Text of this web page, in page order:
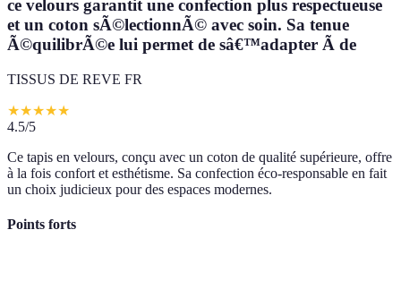
ce velours garantit une confection plus respectueuse
et un coton sÃ©lectionnÃ© avec soin. Sa tenue
Ã©quilibrÃ©e lui permet de sâ€™adapter Ã de
TISSUS DE REVE FR
★★★★★
4.5/5
Ce tapis en velours, conçu avec un coton de qualité supérieure, offre
à la fois confort et esthétisme. Sa confection éco-responsable en fait
un choix judicieux pour des espaces modernes.
Points forts